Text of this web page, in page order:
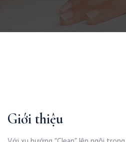
Giới thiệu